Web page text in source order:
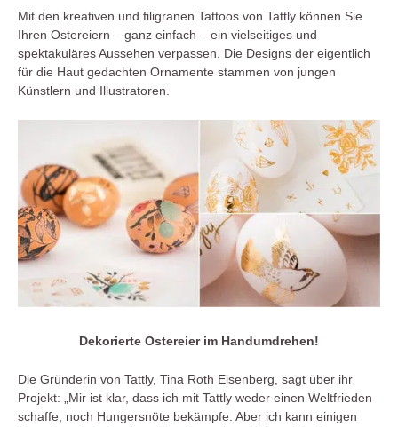
Mit den kreativen und filigranen Tattoos von Tattly können Sie
Ihren Ostereiern – ganz einfach – ein vielseitiges und
spektakuläres Aussehen verpassen. Die Designs der eigentlich
für die Haut gedachten Ornamente stammen von jungen
Künstlern und Illustratoren.
Dekorierte Ostereier im Handumdrehen!
Die Gründerin von Tattly, Tina Roth Eisenberg, sagt über ihr
Projekt: „Mir ist klar, dass ich mit Tattly weder einen Weltfrieden
schaffe, noch Hungersnöte bekämpfe. Aber ich kann einigen